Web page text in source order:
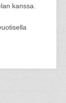
kanssa.